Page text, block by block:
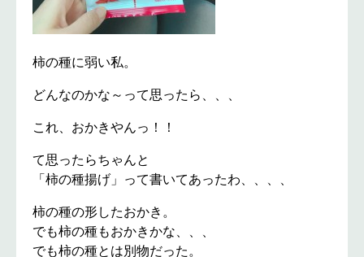
柿の種に弱い私。
どんなのかな～って思ったら、、、
これ、おかきやんっ！！
て思ったらちゃんと
「柿の種揚げ」って書いてあったわ、、、、
柿の種の形したおかき。
でも柿の種もおかきかな、、、
でも柿の種とは別物だった。